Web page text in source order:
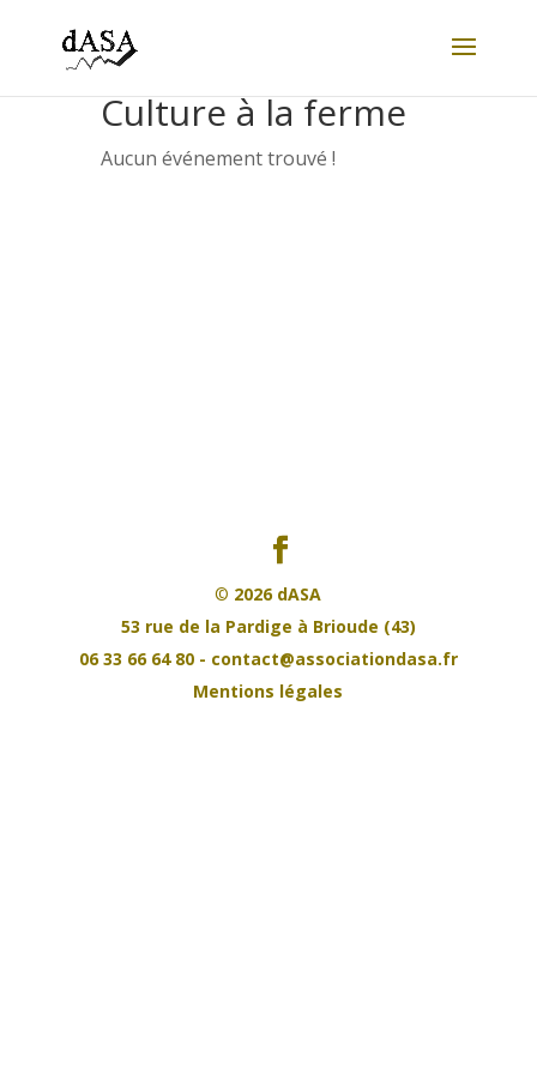
Culture à la ferme
Aucun événement trouvé !
© 2026 dASA
53 rue de la Pardige à Brioude (43)
06 33 66 64 80 - contact@associationdasa.fr
Mentions légales